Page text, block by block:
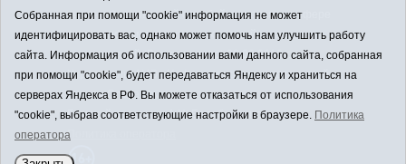
выдано Федеральной службой по надзору в сфере
связи, информационных технологий и массовых
коммуникаций (Роскомнадзор) 28.03.2016 г.
Учредитель: АНО «Информационно-издательский
центр «Слава труду».
Главный редактор: А.Н. Барабанщиков
Политика оператора
Собранная при помощи "cookie" информация не может
идентифицировать вас, однако может помочь нам улучшить работу
сайта. Информация об использовании вами данного сайта, собранная
при помощи "cookie", будет передаваться Яндексу и храниться на
серверах Яндекса в РФ. Вы можете отказаться от использования
"cookie", выбрав соответствующие настройки в браузере. Политика
оператора